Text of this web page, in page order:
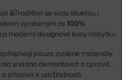
od &Tradition se svou siluetou i
vyrobeným ze 100%
moderní designové kusy nábytku.
pouze zvolené materiály.
snadno demontovat a opravit,
přispívá k udržitelnosti.